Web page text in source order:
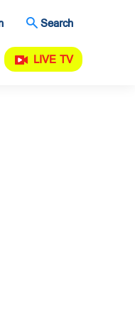
Search
LIVE TV